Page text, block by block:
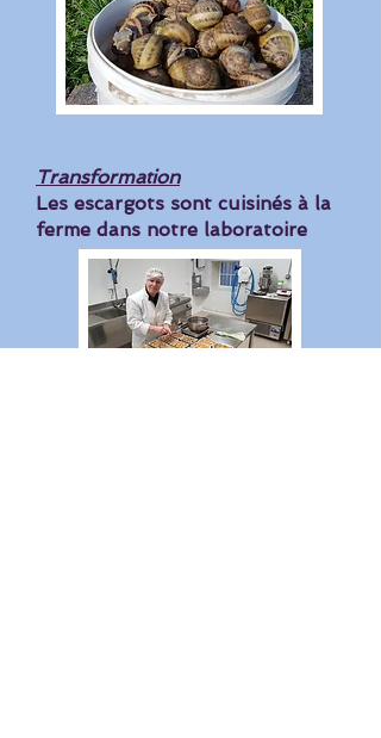
Transformation
Les escargots sont cuisinés à la
ferme dans notre laboratoire